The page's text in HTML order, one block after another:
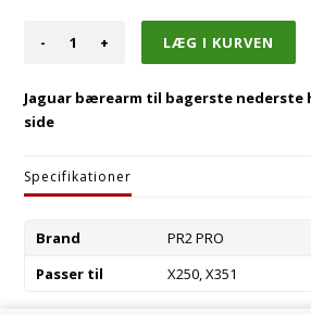
- +
Jaguar bærearm til bagerste
side
Specifikationer
Brand
PR2 PRO
Passer til
X250, X351